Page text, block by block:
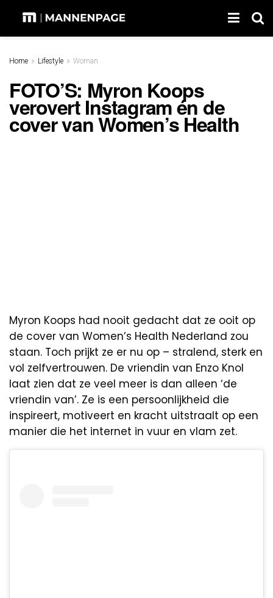
Home Lifestyle Woman
FOTO’S: Myron Koops
verovert Instagram én de
cover van Women’s Health
Myron Koops had nooit gedacht dat ze ooit op
de cover van Women’s Health Nederland zou
staan. Toch prijkt ze er nu op – stralend, sterk en
vol zelfvertrouwen. De vriendin van Enzo Knol
laat zien dat ze veel meer is dan alleen ‘de
vriendin van’. Ze is een persoonlijkheid die
inspireert, motiveert en kracht uitstraalt op een
manier die het internet in vuur en vlam zet.